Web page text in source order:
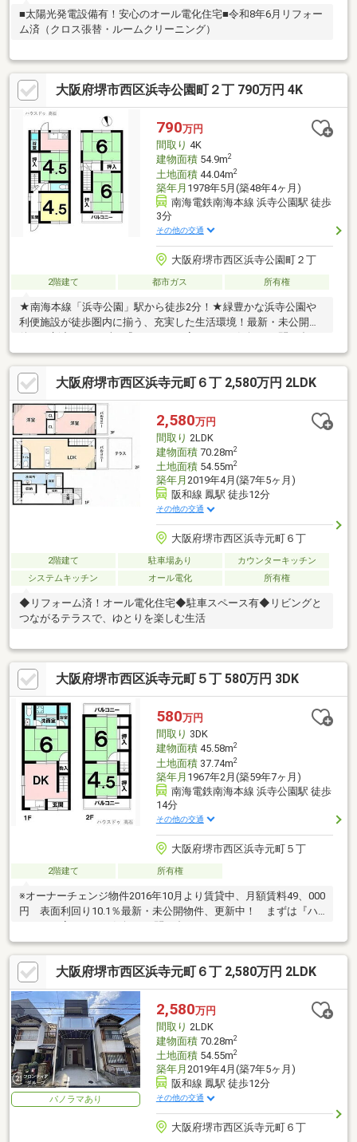
■太陽光発電設備有！安心のオール電化住宅■令和8年6月リフォー
ム済（クロス張替・ルームクリーニング）
大阪府堺市西区浜寺公園町２丁 790万円 4K
790万円
間取り 4K
建物面積54.9m2
土地面積44.04m2
築年月 1978年5月(築48年4ヶ月)
南海電鉄南海本線 浜寺公園駅 徒歩
3分
その他の交通
大阪府堺市西区浜寺公園町２丁
2階建て 都市ガス 所有権
★南海本線「浜寺公園」駅から徒歩2分！★緑豊かな浜寺公園や
利便施設が徒歩圏内に揃う、充実した生活環境！最新・未公開物
せください。
大阪府堺市西区浜寺元町６丁 2,580万円 2LDK
2,580万円
間取り 2LDK
建物面積70.28m2
土地面積54.55m2
築年月 2019年4月(築7年5ヶ月)
阪和線 鳳駅 徒歩12分
その他の交通
大阪府堺市西区浜寺元町６丁
2階建て 駐車場あり
カウンターキッチン
システムキッチン
オール電化 所有権
◆リフォーム済！オール電化住宅◆駐車スペース有◆リビングと
つながるテラスで、ゆとりを楽しむ生活
大阪府堺市西区浜寺元町５丁 580万円 3DK
580万円
間取り 3DK
建物面積45.58m2
土地面積37.74m2
築年月 1967年2月(築59年7ヶ月)
南海電鉄南海本線 浜寺公園駅 徒歩
14分
その他の交通
大阪府堺市西区浜寺元町５丁
2階建て 所有権
※オーナーチェンジ物件2016年10月より賃貸中、月額賃料49、000
円 表面利回り10.1％最新・未公開物件、更新中！ まずは『ハ
大阪府堺市西区浜寺元町６丁 2,580万円 2LDK
パノラマあり
2,580万円
間取り 2LDK
建物面積70.28m2
土地面積54.55m2
築年月 2019年4月(築7年5ヶ月)
阪和線 鳳駅 徒歩12分
その他の交通
大阪府堺市西区浜寺元町６丁